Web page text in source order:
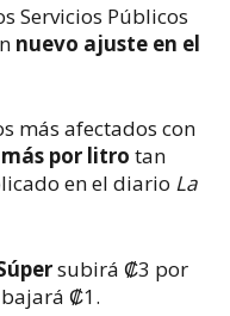
Servicios Públicos
nuevo ajuste en el
más afectados con
por litro tan
en el diario La
subirá ₡3 por
bajará ₡1.